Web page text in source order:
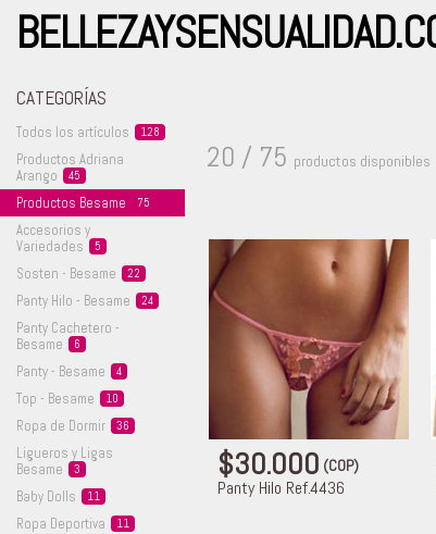
CATEGORÍAS
Todos los artículos 128
Productos Adriana
Arango
45
Productos Besame 75
Accesorios y
Variedades
5
Sosten - Besame 22
Panty Hilo - Besame 24
Panty Cachetero -
Besame
6
Panty - Besame 4
Top - Besame 10
Ropa de Dormir 36
Ligueros y Ligas
Besame
3
Baby Dolls 11
Ropa Deportiva 11
20 / 75 productos disponibles
$30.000(COP)
Panty Hilo Ref.4436